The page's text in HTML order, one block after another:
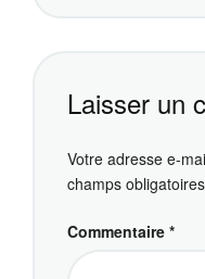
Laisser un
Votre adresse e-
champs
Commentaire *